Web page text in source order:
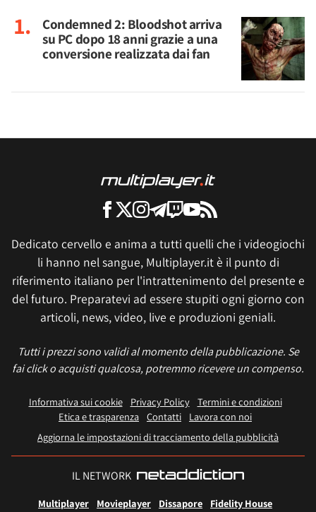
Condemned 2: Bloodshot arriva
su PC dopo 18 anni grazie a una
conversione realizzata dai fan
Dedicato cervello e anima a tutti quelli che i videogiochi
li hanno nel sangue, Multiplayer.it è il punto di
riferimento italiano per l'intrattenimento del presente e
del futuro. Preparatevi ad essere stupiti ogni giorno con
articoli, news, video, live e produzioni geniali.
Tutti i prezzi sono validi al momento della pubblicazione. Se
fai click o acquisti qualcosa, potremmo ricevere un compenso.
Informativa sui cookie Privacy Policy
Termini e condizioni
Etica e trasparenza Contatti
Lavora con noi
Aggiorna le impostazioni di tracciamento della pubblicità
IL NETWORK
Multiplayer Movieplayer Dissapore Fidelity House